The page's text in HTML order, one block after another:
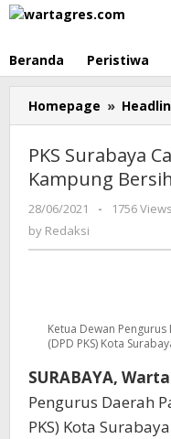
Skip
Beranda Peristiwa
Homepage »
PKS Surabaya
Kampung
28/06/2021
by
-
1756 Views
by Redaksi
Ketua Dewan
(DPD PKS) Kota
SURABAYA,
Pengurus Daerah
PKS) Kota